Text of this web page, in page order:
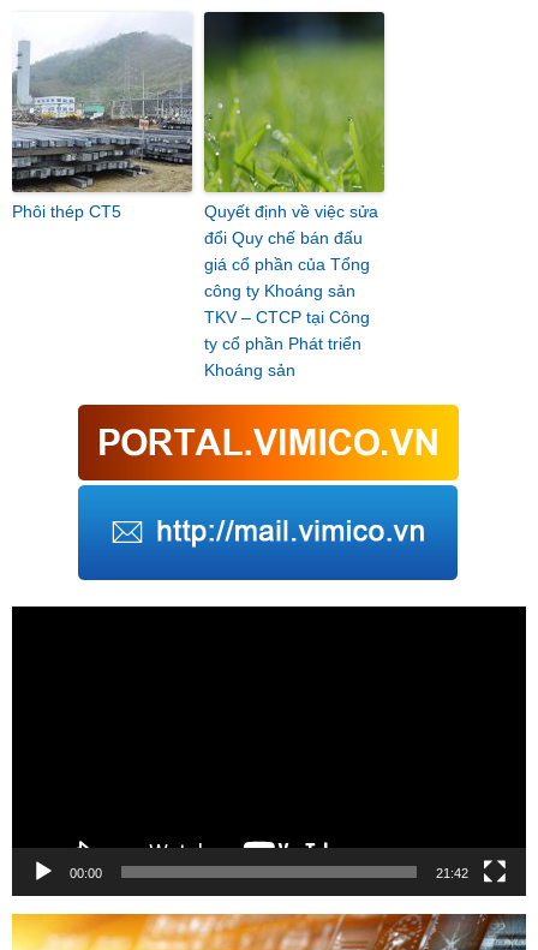
Phôi thép CT5
Quyết định về việc sửa
đổi Quy chế bán đấu
giá cổ phần của Tổng
công ty Khoáng sản
TKV – CTCP tại Công
ty cổ phần Phát triển
Khoáng sản
00:00 21:42